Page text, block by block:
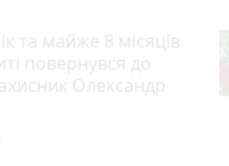
та майже 8 місяців
повернувся до
Олександр